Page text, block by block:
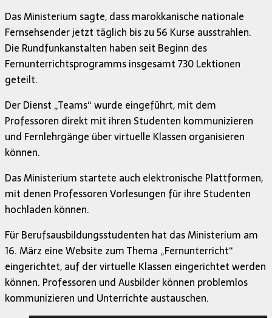
Das Ministerium sagte, dass marokkanische nationale
Fernsehsender jetzt täglich bis zu 56 Kurse ausstrahlen.
Die Rundfunkanstalten haben seit Beginn des
Fernunterrichtsprogramms insgesamt 730 Lektionen
geteilt.
Der Dienst „Teams“ wurde eingeführt, mit dem
Professoren direkt mit ihren Studenten kommunizieren
und Fernlehrgänge über virtuelle Klassen organisieren
können.
Das Ministerium startete auch elektronische Plattformen,
mit denen Professoren Vorlesungen für ihre Studenten
hochladen können.
Für Berufsausbildungsstudenten hat das Ministerium am
16. März eine Website zum Thema „Fernunterricht“
eingerichtet, auf der virtuelle Klassen eingerichtet werden
können. Professoren und Ausbilder können problemlos
kommunizieren und Unterrichte austauschen.